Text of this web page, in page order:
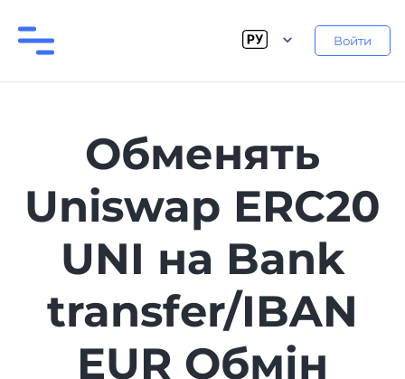
Войти
Обменять
Uniswap ERC20
UNI на Bank
transfer/IBAN
EUR Обмін